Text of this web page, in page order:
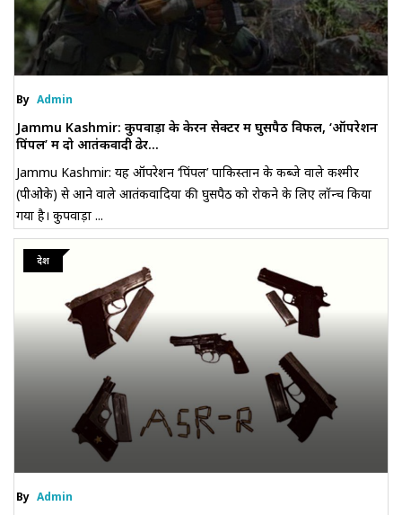
By Admin
Jammu Kashmir: कुपवाड़ा के केरन सेक्टर में घुसपैठ विफल, ‘ऑपरेशन
पिंपल’ में दो आतंकवादी ढेर...
Jammu Kashmir: यह ऑपरेशन ‘पिंपल’ पाकिस्तान के कब्जे वाले कश्मीर
(पीओके) से आने वाले आतंकवादियों की घुसपैठ को रोकने के लिए लॉन्च किया
गया है। कुपवाड़ा ...
देश
By Admin